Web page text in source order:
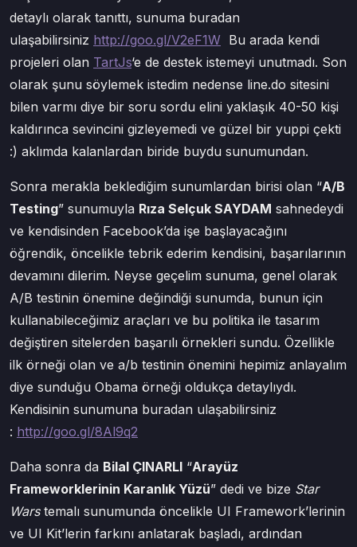
detaylı olarak tanıttı, sunuma buradan
ulaşabilirsiniz http://goo.gl/V2eF1W Bu arada kendi
projeleri olan TartJs‘e de destek istemeyi unutmadı. Son
olarak şunu söylemek istedim nedense line.do sitesini
bilen varmı diye bir soru sordu elini yaklaşık 40-50 kişi
kaldırınca sevincini gizleyemedi ve güzel bir yuppi çekti
:) aklımda kalanlardan biride buydu sunumundan.
Sonra merakla beklediğim sunumlardan birisi olan “A/B
Testing” sunumuyla Rıza Selçuk SAYDAM sahnedeydi
ve kendisinden Facebook’da işe başlayacağını
öğrendik, öncelikle tebrik ederim kendisini, başarılarının
devamını dilerim. Neyse geçelim sunuma, genel olarak
A/B testinin önemine değindiği sunumda, bunun için
kullanabileceğimiz araçları ve bu politika ile tasarım
değiştiren sitelerden başarılı örnekleri sundu. Özellikle
ilk örneği olan ve a/b testinin önemini hepimiz anlayalım
diye sunduğu Obama örneği oldukça detaylıydı.
Kendisinin sunumuna buradan ulaşabilirsiniz
: http://goo.gl/8Al9q2
Daha sonra da Bilal ÇINARLI “Arayüz
Frameworklerinin Karanlık Yüzü” dedi ve bize Star
Warstemalı sunumunda öncelikle UI Framework’lerinin
ve UI Kit’lerin farkını anlatarak başladı, ardından